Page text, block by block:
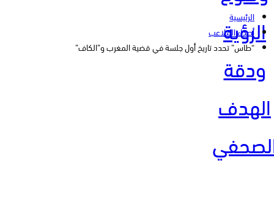
الرؤية
ودقة
الهدف
الرئيسية
أصداء الملاعب
“طاس” تحدد تاريخ أول جلسة في قضية المغرب و”الكاف”